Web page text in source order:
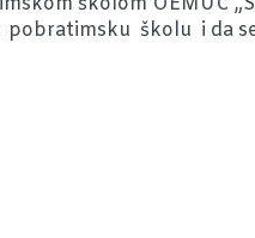
pobratimsku školu i da